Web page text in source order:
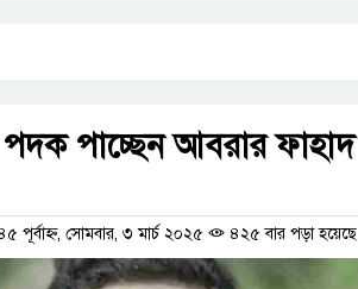
পদক পাচ্ছেন আবরার ফাহাদ
সোমবার, ৩ মার্চ ২০২৫ ৪২৫ বার পড়া হয়েছে